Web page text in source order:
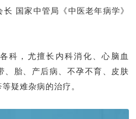
国家中管局《中医老年病学》
科，尤擅长内科消化、心脑血
、胎、产后病、不孕不育、皮肤
疑难杂病的治疗。